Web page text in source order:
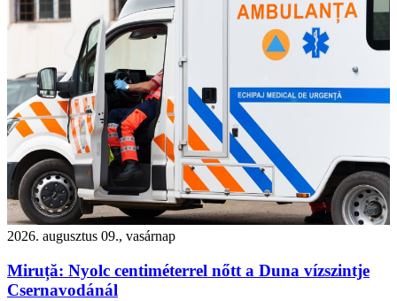
2026. augusztus 09., vasárnap
Miruță: Nyolc centiméterrel nőtt a Duna vízszintje
Csernavodánál